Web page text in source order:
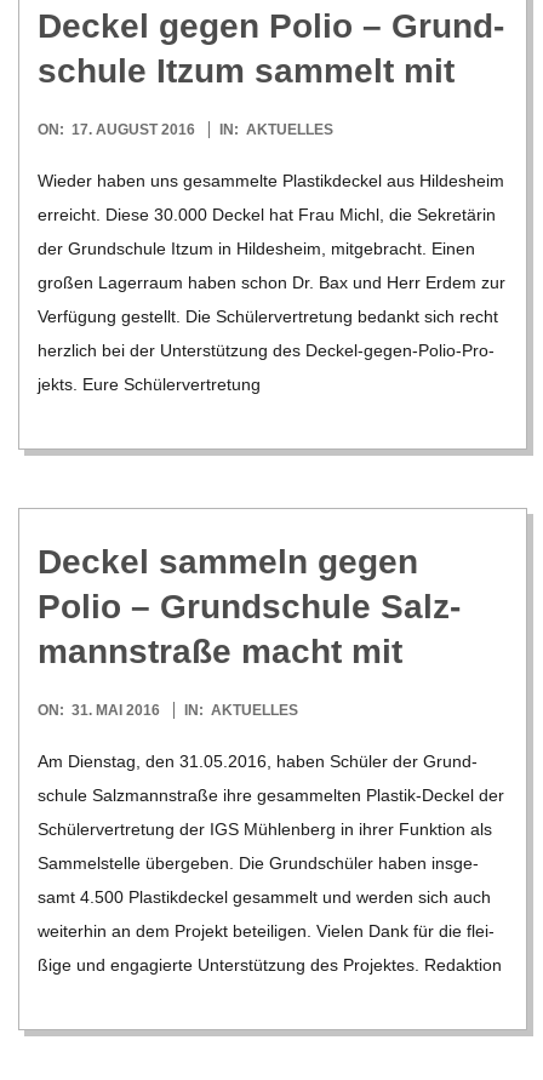
Deckel gegen Polio – Grund­
schule Itzum sam­melt mit
2016-
ON: 17. AUGUST 2016 IN: AKTUELLES
Wie­der haben uns gesam­melte Plas­tik­de­ckel aus Hil­des­heim
erreicht. Diese 30.000 Deckel hat Frau Michl, die Sekre­tä­rin
der Grund­schule Itzum in Hil­des­heim, mit­ge­bracht. Einen
gro­ßen Lager­raum haben schon Dr. Bax und Herr Erdem zur
Ver­fü­gung gestellt. Die Schü­ler­ver­tre­tung bedankt sich recht
herz­lich bei der Unter­stüt­zung des Deckel-gegen-Polio-Pro­
jekts. Eure Schü­ler­ver­tre­tung
Deckel sam­meln gegen
Polio – Grund­schule Salz­
mann­straße macht mit
2016-
ON: 31. MAI 2016 IN: AKTUELLES
Am Diens­tag, den 31.05.2016, haben Schü­ler der Grund­
schule Salz­mann­straße ihre gesam­mel­ten Plas­­tik-Deckel der
Schü­ler­ver­tre­tung der IGS Müh­len­berg in ihrer Funk­tion als
Sam­mel­stelle über­ge­ben. Die Grund­schü­ler haben ins­ge­
samt 4.500 Plas­tik­de­ckel gesam­melt und wer­den sich auch
wei­ter­hin an dem Pro­jekt betei­li­gen. Vie­len Dank für die flei­
ßige und enga­gierte Unter­stüt­zung des Pro­jek­tes. Redak­tion